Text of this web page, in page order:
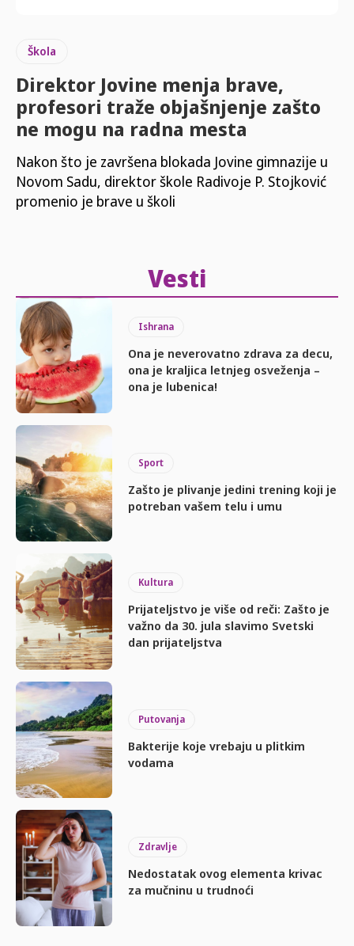
Škola
Direktor Jovine menja brave,
profesori traže objašnjenje zašto
ne mogu na radna mesta
Nakon što je završena blokada Jovine gimnazije u
Novom Sadu, direktor škole Radivoje P. Stojković
promenio je brave u školi
Vesti
Ishrana
Ona je neverovatno zdrava za decu,
ona je kraljica letnjeg osveženja –
ona je lubenica!
Sport
Zašto je plivanje jedini trening koji je
potreban vašem telu i umu
Kultura
Prijateljstvo je više od reči: Zašto je
važno da 30. jula slavimo Svetski
dan prijateljstva
Putovanja
Bakterije koje vrebaju u plitkim
vodama
Zdravlje
Nedostatak ovog elementa krivac
za mučninu u trudnoći